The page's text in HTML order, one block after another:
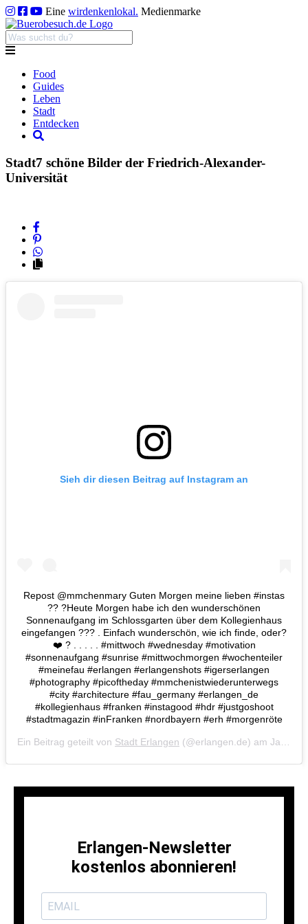
Eine wirdenkenlokal. Medienmarke
Food
Guides
Leben
Stadt
Entdecken
Stadt7 schöne Bilder der Friedrich-Alexander-
Universität
Sieh dir diesen Beitrag auf Instagram an
Repost @mmchenmary Guten Morgen meine lieben #instas
?? ?Heute Morgen habe ich den wunderschönen
Sonnenaufgang im Schlossgarten über dem Kollegienhaus
eingefangen ??? . Einfach wunderschön, wie ich finde, oder?
❤️ ? . . . . . #mittwoch #wednesday #motivation
#sonnenaufgang #sunrise #mittwochmorgen #wochenteiler
#meinefau #erlangen #erlangenshots #igerserlangen
#photography #picoftheday #mmchenistwiederunterwegs
#city #architecture #fau_germany #erlangen_de
#kollegienhaus #franken #instagood #hdr #justgoshoot
#stadtmagazin #inFranken #nordbayern #erh #morgenröte
Ein Beitrag geteilt von Stadt Erlangen (@erlangen.de) am Jan 30, 2019 um 11:27 PST
Erlangen-Newsletter
kostenlos abonnieren!